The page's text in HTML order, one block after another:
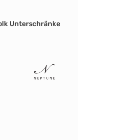
Unterschränke